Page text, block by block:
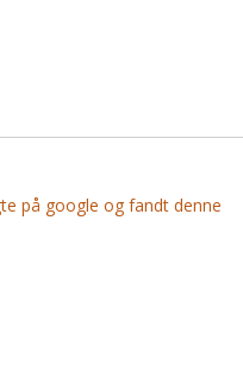
på google og fandt denne